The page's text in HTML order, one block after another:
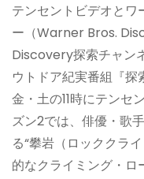
テンセントビデオとワ
ー（Warner Bros.
Discovery探索チャン
ウトドア紀実番組『探
金・土の11時にテンセ
ズン2では、俳優・歌
る“攀岩（ロッククラ
的なクライミング・ロ